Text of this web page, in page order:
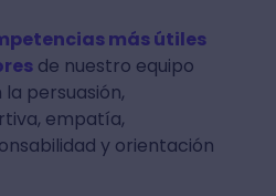
más útiles
de nuestro equipo
persuasión,
empatía,
y orientación